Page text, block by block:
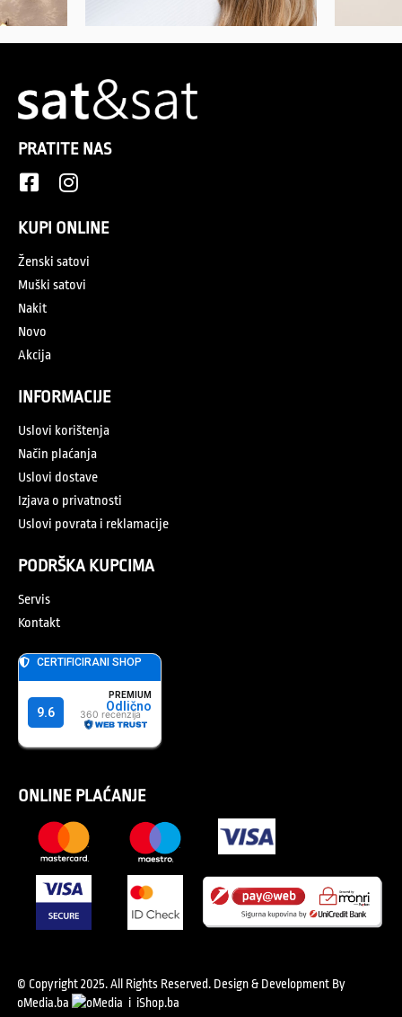
PRATITE NAS
KUPI ONLINE
Ženski satovi
Muški satovi
Nakit
Novo
Akcija
INFORMACIJE
Uslovi korištenja
Način plaćanja
Uslovi dostave
Izjava o privatnosti
Uslovi povrata i reklamacije
PODRŠKA KUPCIMA
Servis
Kontakt
ONLINE PLAĆANJE
© Copyright 2025. All Rights Reserved. Design & Development By
oMedia.ba
i iShop.ba